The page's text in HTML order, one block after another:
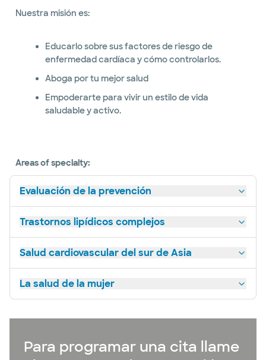
Nuestra misión es:
Educarlo sobre sus factores de riesgo de
enfermedad cardíaca y cómo controlarlos.
Aboga por tu mejor salud
Empoderarte para vivir un estilo de vida
saludable y activo.
Areas of specialty:
Evaluación de la prevención
Trastornos lipídicos complejos
Salud cardiovascular del sur de Asia
La salud de la mujer
Para programar una cita llame